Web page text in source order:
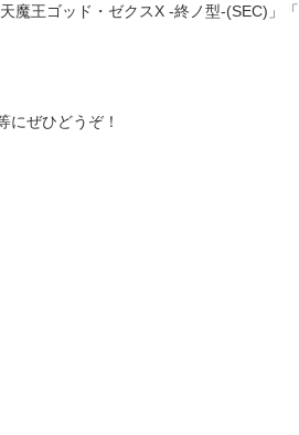
魔王ゴッド・ゼクスX -終ノ型-(SEC)」
にぜひどうぞ！